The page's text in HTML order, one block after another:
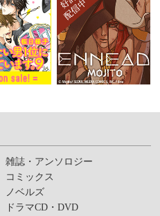
雑誌・アンソロジー
コミックス
ノベルズ
ドラマCD・DVD